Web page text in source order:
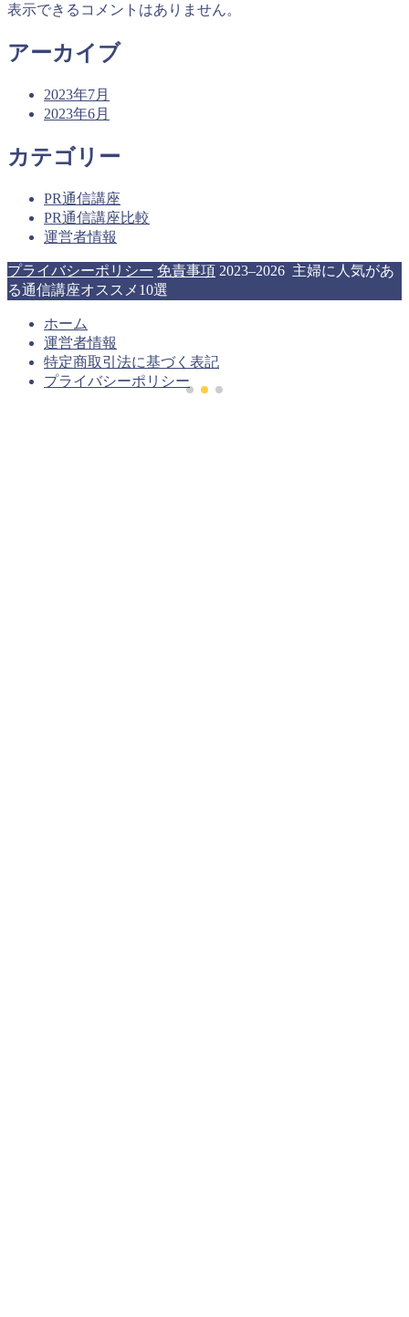
表示できるコメントはありません。
アーカイブ
2023年7月
2023年6月
カテゴリー
PR通信講座
PR通信講座比較
運営者情報
プライバシーポリシー 免責事項 2023–2026 主婦に人気があ
る通信講座オススメ10選
ホーム
運営者情報
特定商取引法に基づく表記
プライバシーポリシー